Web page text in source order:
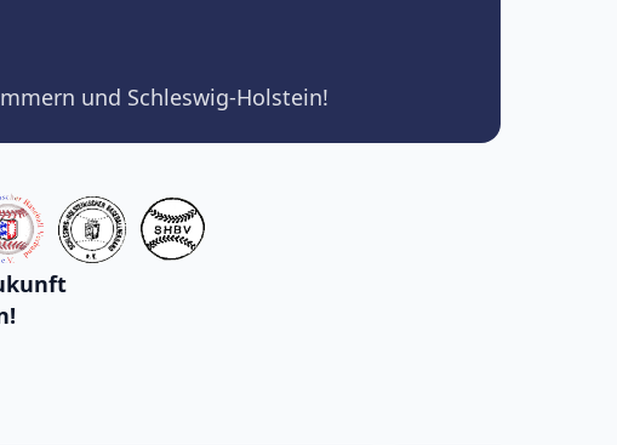
und Schleswig-Holstein!